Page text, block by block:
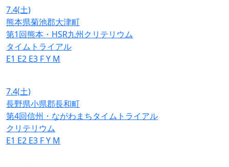
7.4(土)
熊本県菊池郡大津町
第1回熊本・HSR九州クリテリウム
タイムトライアル
E1 E2 E3 FY M
7.4(土)
長野県小県郡長和町
第4回信州・ながわまちタイムトライアル
クリテリウム
E1 E2 E3 FY M